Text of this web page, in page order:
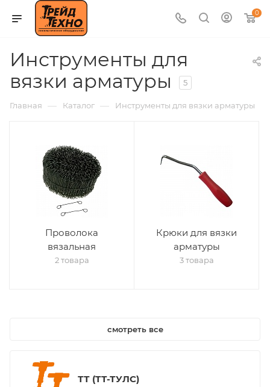
0
Инструменты для
вязки арматуры
5
Главная — Каталог — Инструменты для вязки арматуры
Проволока
вязальная
2 товара
Крюки для вязки
арматуры
3 товара
смотреть все
ТТ (ТТ-ТУЛС)